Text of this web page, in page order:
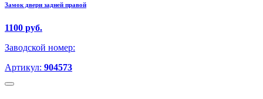
Замок двери задней правой
1100 руб.
Заводской номер:
Артикул: 904573